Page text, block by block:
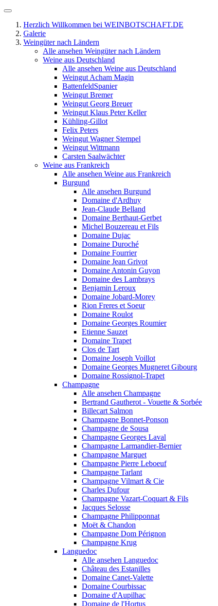
Herzlich Willkommen bei WEINBOTSCHAFT.DE
Galerie
Weingüter nach Ländern
Alle ansehen Weingüter nach Ländern
Weine aus Deutschland
Alle ansehen Weine aus Deutschland
Weingut Acham Magin
BattenfeldSpanier
Weingut Bremer
Weingut Georg Breuer
Weingut Klaus Peter Keller
Kühling-Gillot
Felix Peters
Weingut Wagner Stempel
Weingut Wittmann
Carsten Saalwächter
Weine aus Frankreich
Alle ansehen Weine aus Frankreich
Burgund
Alle ansehen Burgund
Domaine d'Ardhuy
Jean-Claude Belland
Domaine Berthaut-Gerbet
Michel Bouzereau et Fils
Domaine Dujac
Domaine Duroché
Domaine Fourrier
Domaine Jean Grivot
Domaine Antonin Guyon
Domaine des Lambrays
Benjamin Leroux
Domaine Jobard-Morey
Rion Freres et Soeur
Domaine Roulot
Domaine Georges Roumier
Etienne Sauzet
Domaine Trapet
Clos de Tart
Domaine Joseph Voillot
Domaine Georges Mugneret Gibourg
Domaine Rossignol-Trapet
Champagne
Alle ansehen Champagne
Bertrand Gautherot - Vouette & Sorbée
Billecart Salmon
Champagne Bonnet-Ponson
Champagne de Sousa
Champagne Georges Laval
Champagne Larmandier-Bernier
Champagne Marguet
Champagne Pierre Leboeuf
Champagne Tarlant
Champagne Vilmart & Cie
Charles Dufour
Champagne Vazart-Coquart & Fils
Jacques Selosse
Champagne Philipponnat
Moët & Chandon
Champagne Dom Pérignon
Champagne Krug
Languedoc
Alle ansehen Languedoc
Château des Estanilles
Domaine Canet-Valette
Domaine Courbissac
Domaine d'Aupilhac
Domaine de l'Hortus